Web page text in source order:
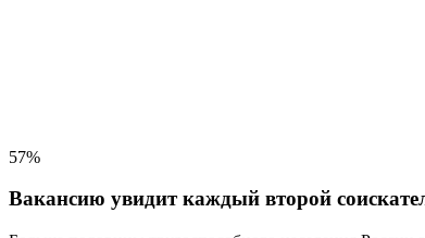
57%
Вакансию увидит каждый второй